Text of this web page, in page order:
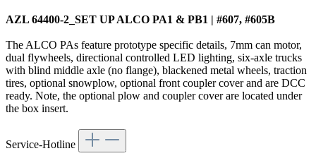
AZL 64400-2_SET UP ALCO PA1 & PB1 | #607, #605B
The ALCO PAs feature prototype specific details, 7mm can motor,
dual flywheels, directional controlled LED lighting, six-axle trucks
with blind middle axle (no flange), blackened metal wheels, traction
tires, optional snowplow, optional front coupler cover and are DCC
ready. Note, the optional plow and coupler cover are located under
the box insert.
Service-Hotline